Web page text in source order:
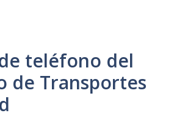
teléfono del
de Transportes